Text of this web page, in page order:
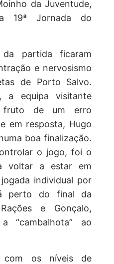
da Juventude,
19ª Jornada do
partida ficaram
e nervosismo
de Porto Salvo.
a equipa visitante
fruto de um erro
em resposta, Hugo
boa finalização.
o jogo, foi o
voltar a estar em
individual por
perto do final da
e Gonçalo,
“cambalhota” ao
com os níveis de